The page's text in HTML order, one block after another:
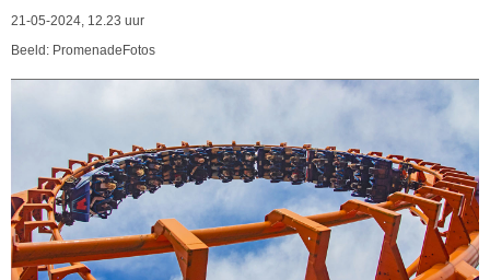
21-05-2024, 12.23 uur
Beeld: PromenadeFotos